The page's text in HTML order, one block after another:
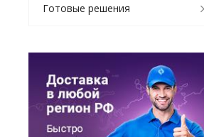
Готовые решения